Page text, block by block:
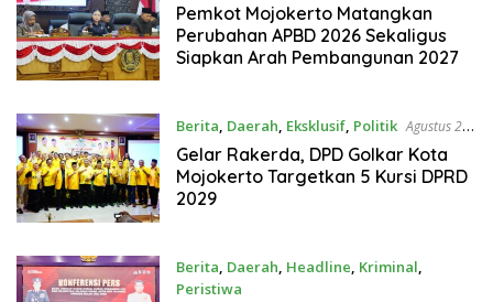
Pemkot Mojokerto Matangkan
Perubahan APBD 2026 Sekaligus
Siapkan Arah Pembangunan 2027
Berita, Daerah, Eksklusif, Politik Agustus 2,
2026
Gelar Rakerda, DPD Golkar Kota
Mojokerto Targetkan 5 Kursi DPRD
2029
Berita, Daerah, Headline, Kriminal,
Peristiwa